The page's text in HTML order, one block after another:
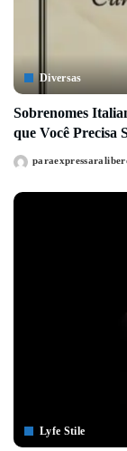
Diversas
Sobrenomes
que Você Precisa
Posted
Lyfe Stile